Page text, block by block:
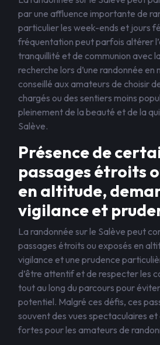
par une affluence importante de
particulier les week-ends et jours
fréquentation peut parfois altérer
tranquillité et de communion avec
recherche lors d’une randonnée
conseillé aux amateurs de choisir
chargés ou des sentiers moins
pleinement de la beauté et de la
Salève.
Présence de
passages étroits
en altitude,
vigilance et
La randonnée sur le Salève peut
passages étroits ou exposés en
vigilance et une prudence
d’être attentif et de respecter les
tout au long du parcours pour
potentiel. Malgré ces défis, ces
souvent des vues spectaculaires et
fortes pour les amateurs de